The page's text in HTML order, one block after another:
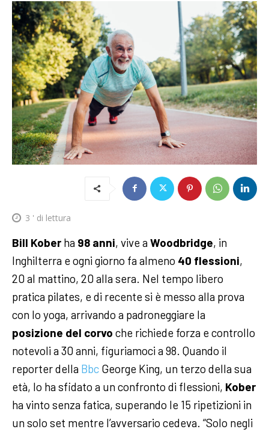
3 ' di lettura
Bill Kober ha 98 anni, vive a Woodbridge, in
Inghilterra e ogni giorno fa almeno 40 flessioni,
20 al mattino, 20 alla sera. Nel tempo libero
pratica pilates, e di recente si è messo alla prova
con lo yoga, arrivando a padroneggiare la
posizione del corvo che richiede forza e controllo
notevoli a 30 anni, figuriamoci a 98. Quando il
reporter della Bbc George King, un terzo della sua
età, lo ha sfidato a un confronto di flessioni, Kober
ha vinto senza fatica, superando le 15 ripetizioni in
un solo set mentre l’avversario cedeva. “Solo negli